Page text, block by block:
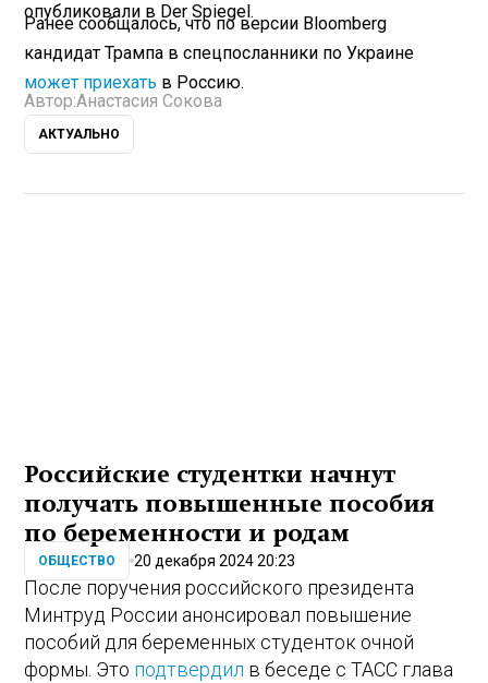
опубликовали в Der Spiegel.
Ранее сообщалось, что по версии Bloomberg
кандидат Трампа в спецпосланники по Украине
может приехать в Россию.
Автор:Анастасия Сокова
АКТУАЛЬНО
Российские студентки начнут
получать повышенные пособия
по беременности и родам
ОБЩЕСТВО 20 декабря 2024 20:23
После поручения российского президента
Минтруд России анонсировал повышение
пособий для беременных студенток очной
формы. Это подтвердил в беседе с ТАСС глава